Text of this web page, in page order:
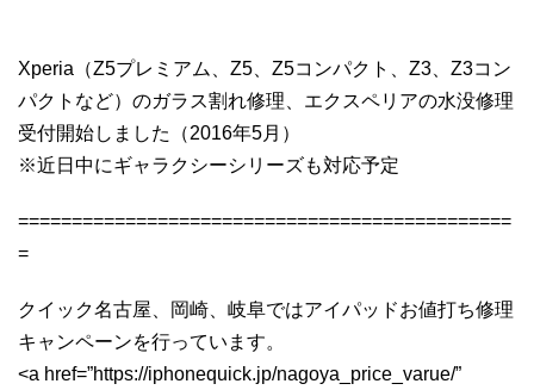
Xperia（Z5プレミアム、Z5、Z5コンパクト、Z3、Z3コン
パクトなど）のガラス割れ修理、エクスペリアの水没修理
受付開始しました（2016年5月）
※近日中にギャラクシーシリーズも対応予定
==============================================
=
クイック名古屋、岡崎、岐阜ではアイパッドお値打ち修理
キャンペーンを行っています。
<a href=”https://iphonequick.jp/nagoya_price_varue/”